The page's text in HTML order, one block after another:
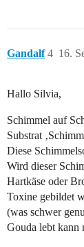
Gandalf 16.
4
Hallo Silvia,
Schimmel auf
Substrat
Diese
Wird dieser
Hartkäse oder
Toxine gebildet
(was schwer
Gouda lebt kann